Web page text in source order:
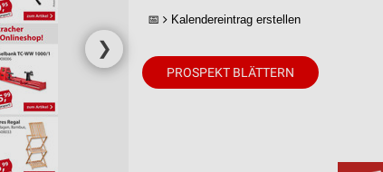
❯
📅 Kalendereintrag erstellen
PROSPEKT BLÄTTERN